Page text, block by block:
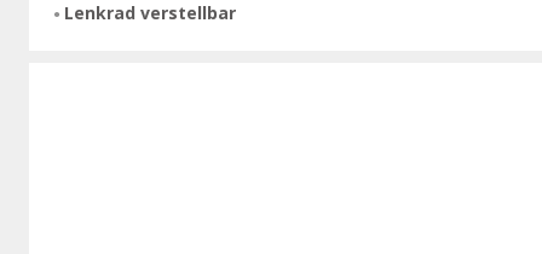
Lenkrad verstellbar